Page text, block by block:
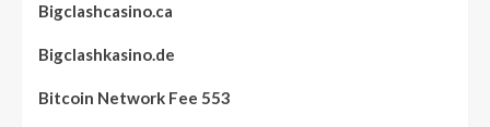
Bigclashcasino.ca
Bigclashkasino.de
Bitcoin Network Fee 553